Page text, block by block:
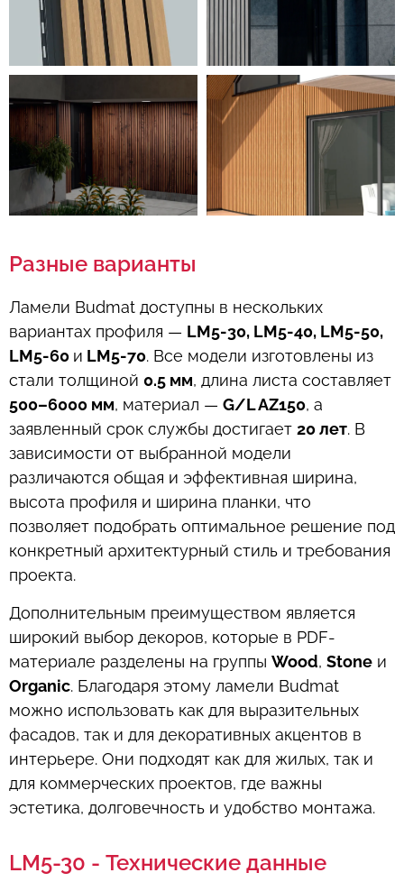
Разные варианты
Ламели Budmat доступны в нескольких
вариантах профиля — LM5-30, LM5-40, LM5-50,
LM5-60 и LM5-70. Все модели изготовлены из
стали толщиной 0.5 мм, длина листа составляет
500–6000 мм, материал — G/L AZ150, а
заявленный срок службы достигает 20 лет. В
зависимости от выбранной модели
различаются общая и эффективная ширина,
высота профиля и ширина планки, что
позволяет подобрать оптимальное решение под
конкретный архитектурный стиль и требования
проекта.
Дополнительным преимуществом является
широкий выбор декоров, которые в PDF-
материале разделены на группы Wood, Stone и
Organic. Благодаря этому ламели Budmat
можно использовать как для выразительных
фасадов, так и для декоративных акцентов в
интерьере. Они подходят как для жилых, так и
для коммерческих проектов, где важны
эстетика, долговечность и удобство монтажа.
LM5-30 - Технические данные